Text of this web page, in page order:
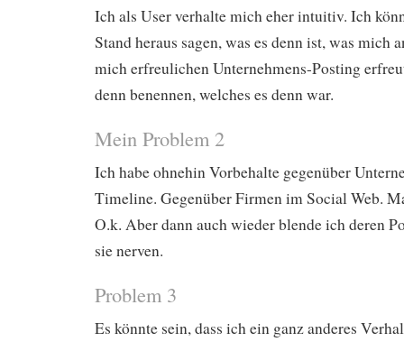
Ich als User verhalte mich eher intuitiv. Ich
Stand heraus sagen, was es denn ist, was mich
mich erfreulichen Unternehmens-Posting
denn benennen, welches es denn war.
Mein Problem 2
Ich habe ohnehin Vorbehalte gegenüber
Timeline. Gegenüber Firmen im Social Web.
O.k. Aber dann auch wieder blende ich deren
sie nerven.
Problem 3
Es könnte sein, dass ich ein ganz anderes